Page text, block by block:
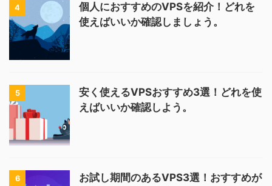
4
個人におすすめのVPSを紹介！どれを
使えばいいか確認しましょう。
5
安く使えるVPSおすすめ3選！どれを使
えばいいか確認しよう。
6
お試し期間のあるVPS3選！おすすめが